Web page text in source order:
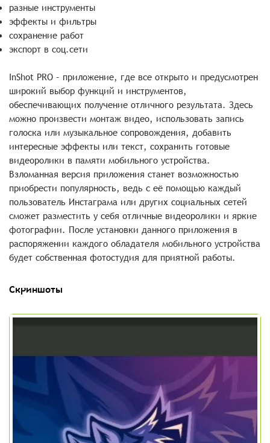
разные инструменты
эффекты и фильтры
сохранение работ
экспорт в соц.сети
InShot PRO – приложение, где все открыто и предусмотрен
широкий выбор функций и инструментов,
обеспечивающих получение отличного результата. Здесь
можно произвести монтаж видео, использовать запись
голоска или музыкальное сопровождения, добавить
интересные эффекты или текст, сохранить готовые
видеоролики в памяти мобильного устройства.
Взломанная версия приложения станет возможностью
приобрести популярность, ведь с её помощью каждый
пользователь Инстаграма или других социальных сетей
сможет разместить у себя отличные видеоролики и яркие
фотографии. После установки данного приложения в
распоряжении каждого обладателя мобильного устройства
будет собственная фотостудия для приятной работы.
Скриншоты